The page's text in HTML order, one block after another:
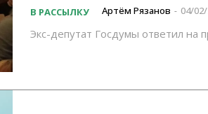
В РАССЫЛКУ Артём Рязанов - 04/
Экс-депутат Госдумы ответил на